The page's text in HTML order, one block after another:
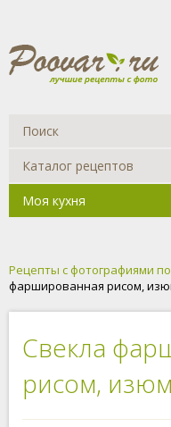
Каталог рецептов
Моя кухня
Рецепты с фотографиями
фаршированная рисом,
Свекла
рисом,